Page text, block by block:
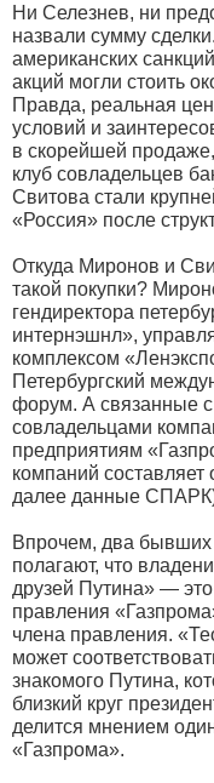
Ни Селезнев, ни
назвали сумму
американских
акций могли стоить
Правда, реальная
условий и
в скорейшей
клуб совладельцев
Свитова стали
«Россия» после
Откуда Миронов и
такой покупки?
гендиректора
интернэшнл»,
комплексом
Петербургский
форум. А связанные
совладельцами
предприятиям
компаний составляет
далее данные
Впрочем, два
полагают, что
друзей Путина» —
правления
члена правления.
может
знакомого Путина,
близкий круг
делится мнением
«Газпрома».